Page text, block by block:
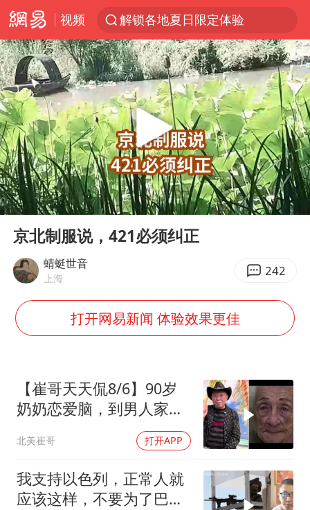
视频
解锁各地夏日限定体验
白海豚将正面袭击贯穿浙江
男童模仿奥特曼从高处跳下致骨折
名创优品一次性内裤 颜面尽失
视频丨中国东方电气集团原党组副书记、董事宋致远被查
香港宏福苑火灾或由烟头引起
实时追踪台风白海豚
浙江台州《告全体市民书》
女主硬加吻戏短剧已下架
董璇小酒窝朵朵为佟丽娅庆生
媒体：“内容由AI生成”不是免责盾牌
西贝创始人贾国龙押注鲜羊赛道
女儿为争财产堵门阻挠父亲出殡
美国AI开始攻击真人了
人民的健康、体质、幸福一脉相承
Play
00:00 03:37
京北制服说，421必须纠正
蜻蜓世音
上海 242
打开网易新闻 体验效果更佳
【崔哥天天侃8/6】90岁
奶奶恋爱脑，到男人家索
北美崔哥 打开APP
我支持以色列，正常人就
应该这样，不要为了巴勒